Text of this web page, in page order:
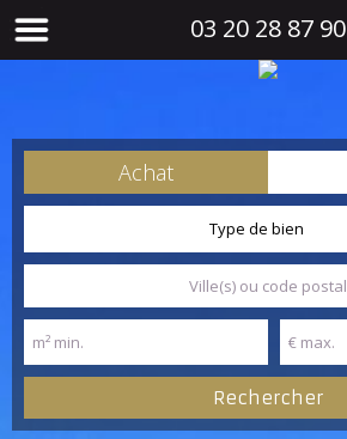
03 20 28 87 90
Achat
Type de bien